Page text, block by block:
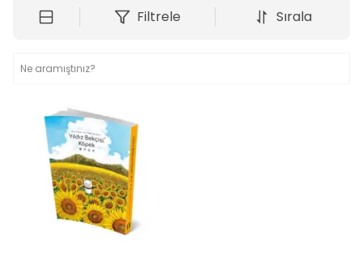
Filtrele Sırala